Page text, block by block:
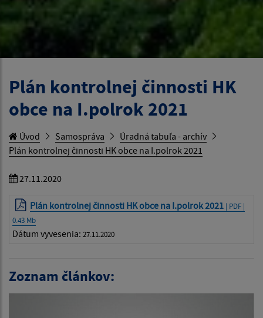
Plán kontrolnej činnosti HK
obce na I.polrok 2021
Úvod Samospráva
Úradná tabuľa - archív
Plán kontrolnej činnosti HK obce na I.polrok 2021
27.11.2020
Plán kontrolnej činnosti HK obce na I.polrok 2021 | PDF |
0.43 Mb
Dátum vyvesenia: 27.11.2020
Zoznam článkov: